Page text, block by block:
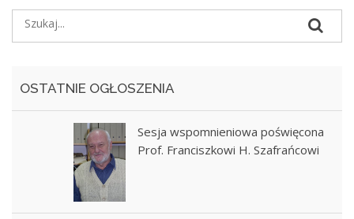
OSTATNIE OGŁOSZENIA
Sesja wspomnieniowa poświęcona
Prof. Franciszkowi H. Szafrańcowi